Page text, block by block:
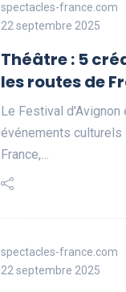
spectacles-france.com
22 septembre 2025
Théâtre : 5
les routes de
Le Festival
événements
France,…
spectacles-france.com
22 septembre 2025